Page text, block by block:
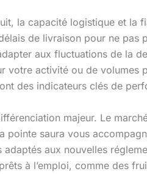
la capacité logistique et la
de livraison pour ne
aux fluctuations de la
votre activité ou de
des indicateurs clés de
majeur. Le
pointe saura vous
aux nouvelles
à l’emploi, comme des